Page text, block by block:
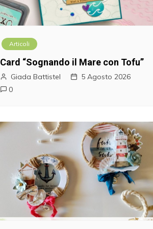
Articoli
Card “Sognando il Mare con Tofu”
Giada Battistel
5 Agosto 2026
0